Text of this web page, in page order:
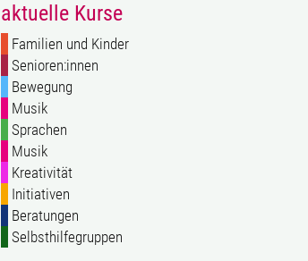
aktuelle Kurse
Familien und Kinder
Senioren:innen
Bewegung
Musik
Sprachen
Musik
Kreativität
Initiativen
Beratungen
Selbsthilfegruppen